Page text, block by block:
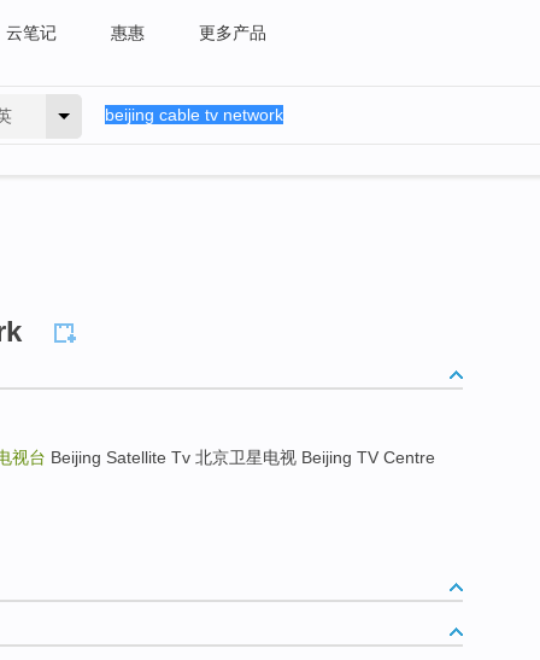
云笔记 惠惠 更多产品
视台 Beijing Satellite Tv 北京卫星电视 Beijing TV Centre